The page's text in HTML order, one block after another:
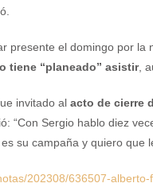
presente el domingo por la
tiene “planeado” asistir,
invitado al acto de cierre
“Con Sergio hablo diez
su campaña y quiero que
202308/636507-